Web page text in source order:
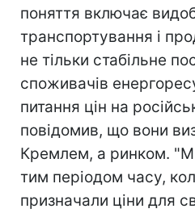
поняття включає
транспортування і
не тільки стабільне
споживачів
питання цін на
повідомив, що вони
Кремлем, а ринком.
тим періодом часу,
призначали ціни для